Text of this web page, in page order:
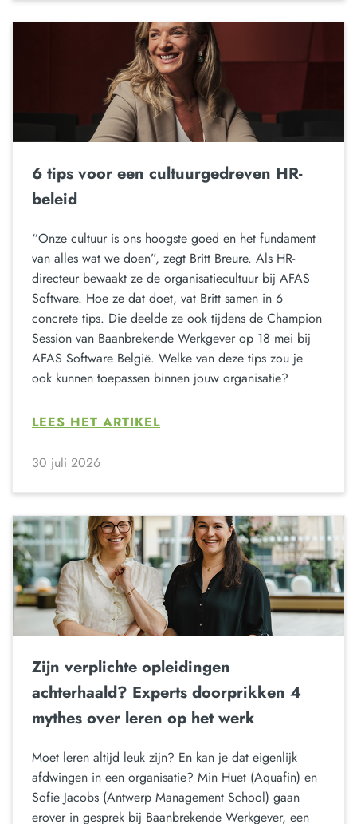
6 tips voor een cultuurgedreven HR-
beleid
“Onze cultuur is ons hoogste goed en het fundament
van alles wat we doen”, zegt Britt Breure. Als HR-
directeur bewaakt ze de organisatiecultuur bij AFAS
Software. Hoe ze dat doet, vat Britt samen in 6
concrete tips. Die deelde ze ook tijdens de Champion
Session van Baanbrekende Werkgever op 18 mei bij
AFAS Software België. Welke van deze tips zou je
ook kunnen toepassen binnen jouw organisatie?
LEES HET ARTIKEL
30 juli 2026
Zijn verplichte opleidingen
achterhaald? Experts doorprikken 4
mythes over leren op het werk
Moet leren altijd leuk zijn? En kan je dat eigenlijk
afdwingen in een organisatie? Min Huet (Aquafin) en
Sofie Jacobs (Antwerp Management School) gaan
erover in gesprek bij Baanbrekende Werkgever, een